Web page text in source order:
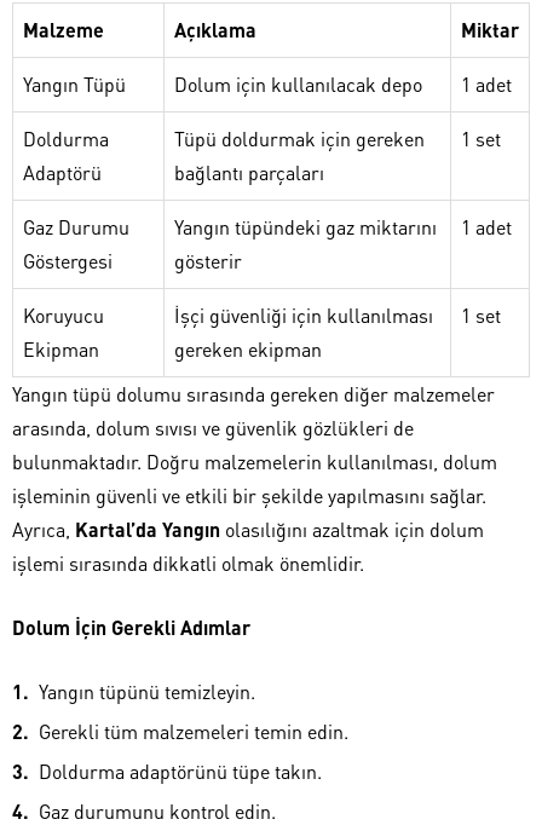
Malzeme Açıklama Miktar
Yangın Tüpü Dolum için kullanılacak depo 1 adet
Doldurma
Adaptörü
Tüpü doldurmak için gereken
bağlantı parçaları
1 set
Gaz Durumu
Göstergesi
Yangın tüpündeki gaz miktarını
gösterir
1 adet
Koruyucu
Ekipman
İşçi güvenliği için kullanılması
gereken ekipman
1 set
Yangın tüpü dolumu sırasında gereken diğer malzemeler
arasında, dolum sıvısı ve güvenlik gözlükleri de
bulunmaktadır. Doğru malzemelerin kullanılması, dolum
işleminin güvenli ve etkili bir şekilde yapılmasını sağlar.
Ayrıca, Kartal’da Yangın olasılığını azaltmak için dolum
işlemi sırasında dikkatli olmak önemlidir.
Dolum İçin Gerekli Adımlar
Yangın tüpünü temizleyin.
Gerekli tüm malzemeleri temin edin.
Doldurma adaptörünü tüpe takın.
Gaz durumunu kontrol edin.